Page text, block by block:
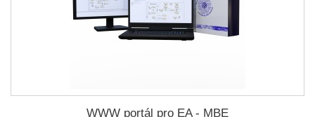
WWW portál pro EA - MBE